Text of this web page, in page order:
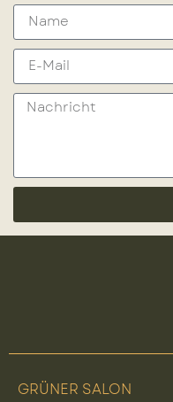
GRÜNER SALON